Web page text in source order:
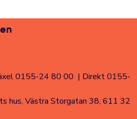
0155-24 80 00 | Direkt 0155-
hus, Västra Storgatan 38, 611 32